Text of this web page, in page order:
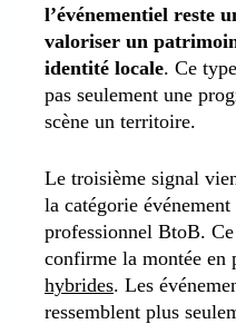
l’événementiel reste
valoriser un
identité locale. Ce
pas seulement une
scène un territoire.
Le troisième signal
la catégorie
professionnel BtoB.
confirme la montée en
hybrides. Les
ressemblent plus